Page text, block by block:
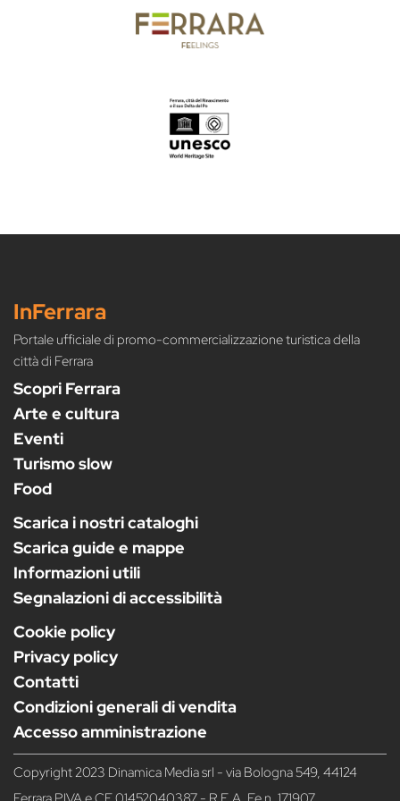
InFerrara
Portale ufficiale di promo-commercializzazione turistica della
città di Ferrara
Scopri Ferrara
Arte e cultura
Eventi
Turismo slow
Food
Scarica i nostri cataloghi
Scarica guide e mappe
Informazioni utili
Segnalazioni di accessibilità
Cookie policy
Privacy policy
Contatti
Condizioni generali di vendita
Accesso amministrazione
Copyright 2023 Dinamica Media srl - via Bologna 549, 44124